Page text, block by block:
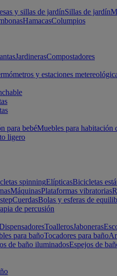
y sillas de jardínSillas de jardín
HamacasColumpios
JardinerasCompostadores
y estaciones
para bebéMuebles para habitación
ligero
spinningElípticasBicicletas
MáquinasPlataformas vibratorias
CuerdasBolas y esferas de
de percusión
ToallerosJaboneras
para bañoTocadores para baño
de baño iluminadosEspejos de